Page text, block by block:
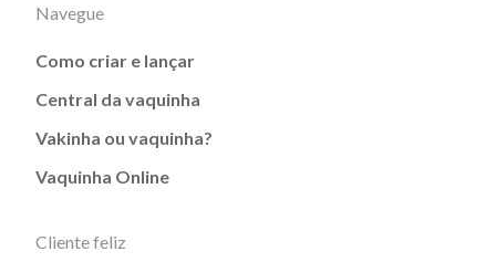
Navegue
Como criar e lançar
Central da vaquinha
Vakinha ou vaquinha?
Vaquinha Online
Cliente feliz